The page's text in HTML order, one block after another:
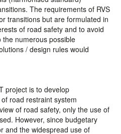
The requirements of RVS
transitions but are formulated in
of road safety and to avoid
numerous possible
/ design rules would
project is to develop
road restraint system
of road safety, only the use of
However, since budgetary
and the widespread use of